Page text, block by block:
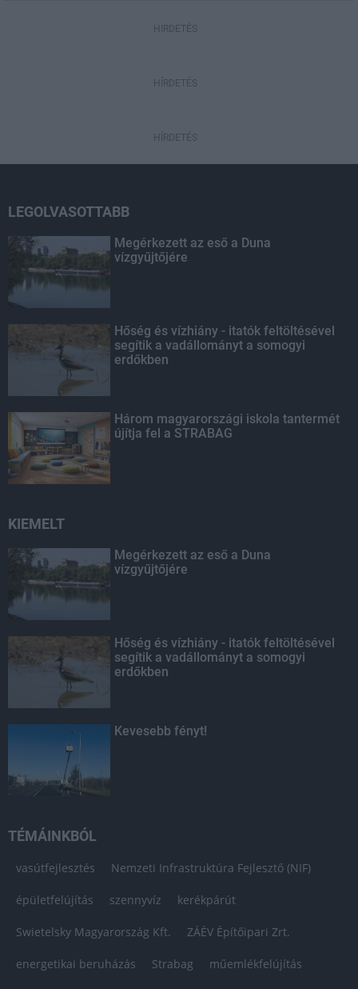
HIRDETÉS
HÍRDETÉS
HÍRDETÉS
LEGOLVASOTTABB
Megérkezett az eső a Duna
vízgyűjtőjére
Hőség és vízhiány - itatók feltöltésével
segítik a vadállományt a somogyi
erdőkben
Három magyarországi iskola tantermét
újítja fel a STRABAG
KIEMELT
Megérkezett az eső a Duna
vízgyűjtőjére
Hőség és vízhiány - itatók feltöltésével
segítik a vadállományt a somogyi
erdőkben
Kevesebb fényt!
TÉMÁINKBÓL
vasútfejlesztés Nemzeti Infrastruktúra Fejlesztő (NIF)
épületfelújítás szennyvíz kerékpárút
Swietelsky Magyarország Kft. ZÁÉV Építőipari Zrt.
energetikai beruházás Strabag műemlékfelújítás